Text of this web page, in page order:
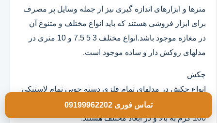
مترها و ابزارهای اندازه گیری نیز از جمله وسایل پر مصرف
برای ابزار فروشی هستند که باید انواع مختلف و متنوع آن
در مغازه موجود باشد.انواع مختلف 3 5 7.5 و 10 متری در
مدلهای روکش دار و ساده موجود است.
چکش
انواع چکش در مدلهای تمام فلزی دسته چوبی تمام لاستیکی
و ژله ای موجود است که خود آنها در وزن های مختلف از
100 گرم به بالا و در ابعاد مختلف هستند.
تماس فوری 09199962202